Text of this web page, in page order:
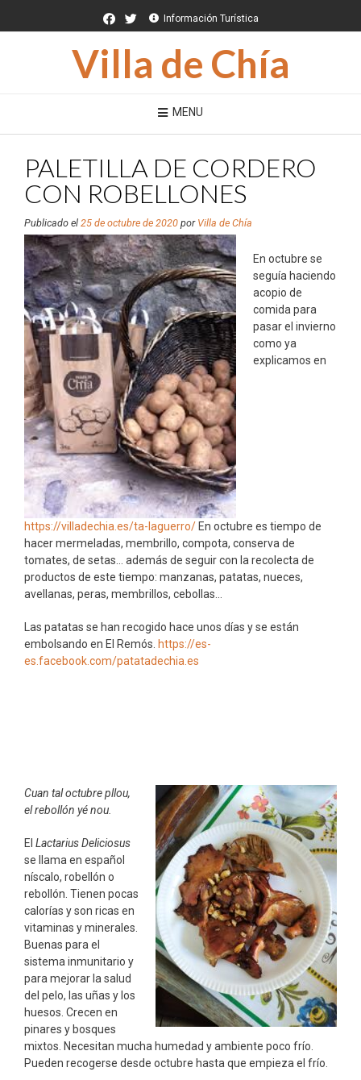
Información Turística
Villa de Chía
MENU
PALETILLA DE CORDERO
CON ROBELLONES
Publicado el 25 de octubre de 2020 por Villa de Chía
En octubre se
seguía haciendo
acopio de
comida para
pasar el invierno
como ya
explicamos en
https://villadechia.es/ta-laguerro/ En octubre es tiempo de
hacer mermeladas, membrillo, compota, conserva de
tomates, de setas… además de seguir con la recolecta de
productos de este tiempo: manzanas, patatas, nueces,
avellanas, peras, membrillos, cebollas…
Las patatas se han recogido hace unos días y se están
embolsando en El Remós. https://es-
es.facebook.com/patatadechia.es
Cuan tal octubre pllou,
el rebollón yé nou.
El Lactarius Deliciosus
se llama en español
níscalo, robellón o
rebollón. Tienen pocas
calorías y son ricas en
vitaminas y minerales.
Buenas para el
sistema inmunitario y
para mejorar la salud
del pelo, las uñas y los
huesos. Crecen en
pinares y bosques
mixtos. Necesitan mucha humedad y ambiente poco frío.
Pueden recogerse desde octubre hasta que empieza el frío.